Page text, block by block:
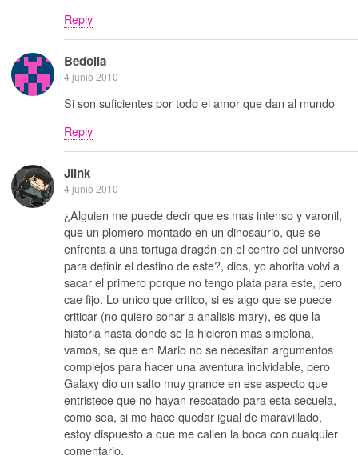
Reply
Bedolla
4 junio 2010
Si son suficientes por todo el amor que dan al mundo
Reply
Jlink
4 junio 2010
¿Alguien me puede decir que es mas intenso y varonil,
que un plomero montado en un dinosaurio, que se
enfrenta a una tortuga dragón en el centro del universo
para definir el destino de este?, dios, yo ahorita volvi a
sacar el primero porque no tengo plata para este, pero
cae fijo. Lo unico que critico, si es algo que se puede
criticar (no quiero sonar a analisis mary), es que la
historia hasta donde se la hicieron mas simplona,
vamos, se que en Mario no se necesitan argumentos
complejos para hacer una aventura inolvidable, pero
Galaxy dio un salto muy grande en ese aspecto que
entristece que no hayan rescatado para esta secuela,
como sea, si me hace quedar igual de maravillado,
estoy dispuesto a que me callen la boca con cualquier
comentario.